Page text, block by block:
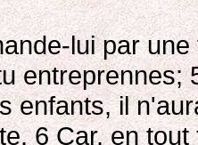
lui par
entreprennes;
enfants, il
6 Car, en